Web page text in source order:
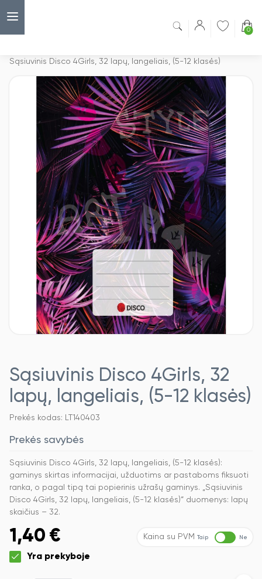
0
Sąsiuvinis Disco 4Girls, 32 lapų, langeliais, (5-12 klasės)
Sąsiuvinis Disco 4Girls, 32
lapų, langeliais, (5-12 klasės)
Prekės kodas: LT140403
Prekės savybės
Sąsiuvinis Disco 4Girls, 32 lapų, langeliais, (5-12 klasės):
gaminys skirtas informacijai, užduotims ar pastaboms fiksuoti
ranka, o pagal tipą tai popierinis užrašų gaminys. „Sąsiuvinis
Disco 4Girls, 32 lapų, langeliais, (5-12 klasės)“ duomenys: lapų
skaičius – 32.
1,40 € Kaina su PVM Taip Ne
Yra prekyboje